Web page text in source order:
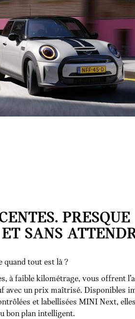
PRESQUE
SANS
quand tout est là ?
à faible kilométrage, vous offrent
avec un prix maîtrisé. Disponibles
et labellisées MINI Next,
bon plan intelligent.